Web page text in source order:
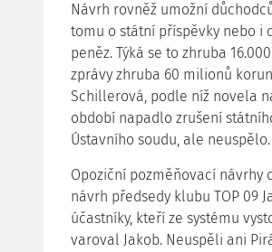
Návrh rovněž umožní
tomu o státní příspěvky nebo i
peněz. Týká se to zhruba
zprávy zhruba 60 milionů
Schillerová, podle níž novela
období napadlo zrušení
Ústavního soudu, ale neuspělo.
Opoziční pozměňovací návrhy
návrh předsedy klubu TOP 09
účastníky, kteří ze systému
varoval Jakob. Neuspěli ani